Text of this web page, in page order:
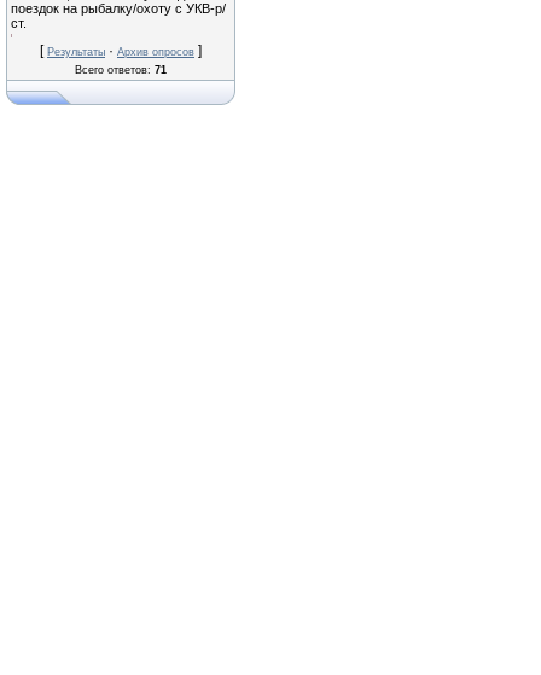
поездок на рыбалку/охоту с УКВ-р/
ст.
[ Результаты · Архив опросов ]
Всего ответов: 71